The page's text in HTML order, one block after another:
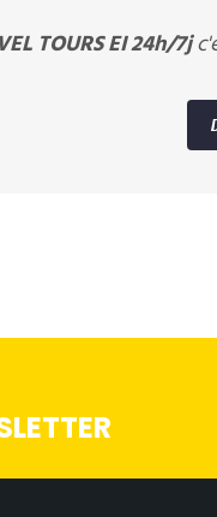
TOURS EI 24h/7j